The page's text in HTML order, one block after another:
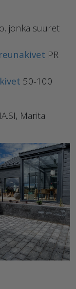
jonka suuret
PR
50-100
Marita